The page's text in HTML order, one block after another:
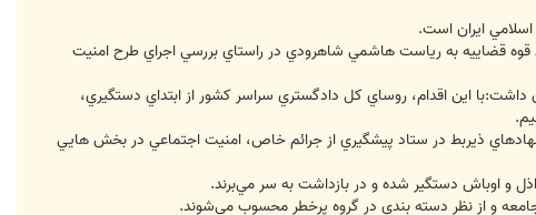
‌ايران است.
قضاييه به رياست هاشمي شاهرودي در راستاي بررسي اجراي طرح امنيت
اين اقدام، روساي كل دادگستري سراسر كشور از ابتداي دستگيري،
ذيربط در ستاد پيشگيري از جرائم خاص، امنيت اجتماعي در بخش هايي